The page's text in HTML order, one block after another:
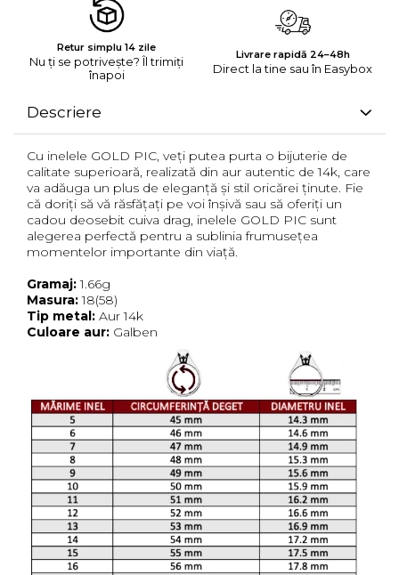
Retur simplu 14 zile
Nu ți se potrivește? Îl trimiți
înapoi
Livrare rapidă 24–48h
Direct la tine sau în Easybox
Descriere
Cu inelele GOLD PIC, veți putea purta o bijuterie de
calitate superioară, realizată din aur autentic de 14k, care
va adăuga un plus de eleganță și stil oricărei ținute. Fie
că doriți să vă răsfățați pe voi înșivă sau să oferiți un
cadou deosebit cuiva drag, inelele GOLD PIC sunt
alegerea perfectă pentru a sublinia frumusețea
momentelor importante din viață.
Gramaj:1.66g
Masura:18(58)
Tip metal: Aur 14k
Culoare aur: Galben